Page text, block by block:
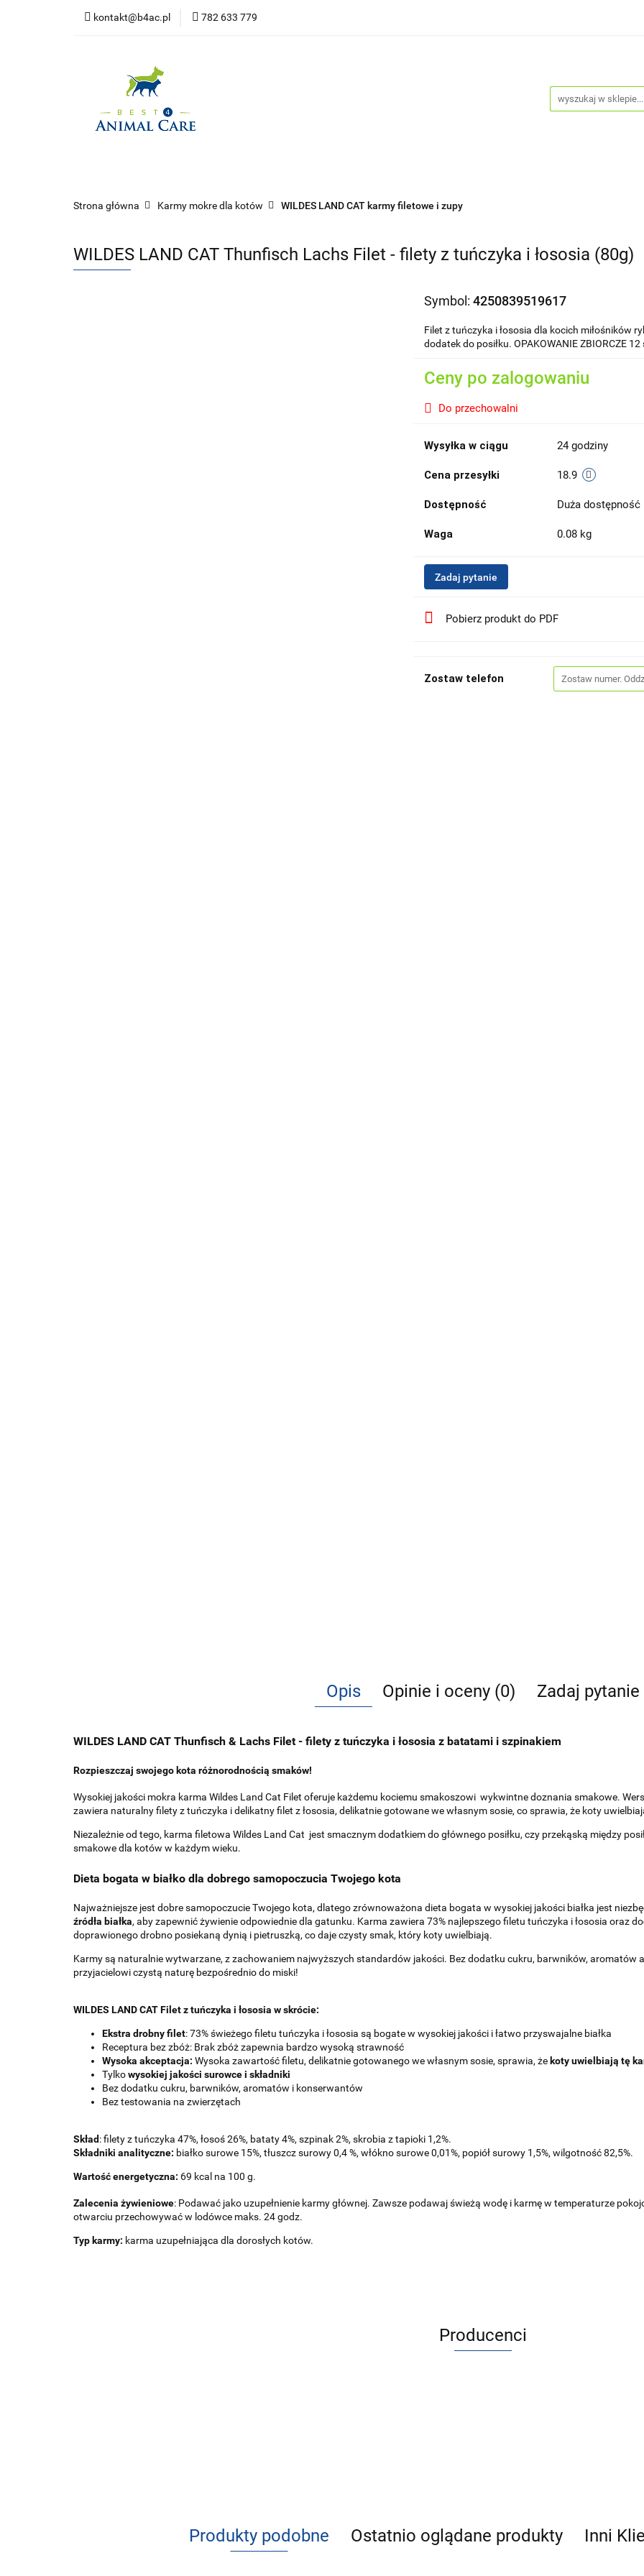
kontakt@b4ac.pl 782 633 779
Strona główna
Strona główna Karmy mokre dla kotów WILDES LAND CAT karmy filetowe i zupy
WILDES LAND CAT Thunfisch Lachs Filet - filety z tuńczyka i łososia (80g)
Symbol: 4250839519617
Filet z tuńczyka i łososia dla kocich miłośników
dodatek do posiłku. OPAKOWANIE ZBIORCZE 12
Ceny po zalogowaniu
Do przechowalni
Wysyłka w ciągu 24 godziny
Cena przesyłki 18.9
Dostępność Duża dostępność
Waga 0.08 kg
Zadaj pytanie
Pobierz produkt do PDF
Zostaw telefon
Opis Opinie i oceny (0) Zadaj pytanie
WILDES LAND CAT Thunfisch & Lachs Filet - filety z tuńczyka i łososia z batatami i szpinakiem
Rozpieszczaj swojego kota różnorodnością smaków!
Wysokiej jakości mokra karma Wildes Land Cat Filet oferuje każdemu kociemu smakoszowi wykwintne doznania smakowe.
zawiera naturalny filety z tuńczyka i delikatny filet z łososia, delikatnie gotowane we własnym sosie, co sprawia, że koty
Niezależnie od tego, karma filetowa Wildes Land Cat jest smacznym dodatkiem do głównego posiłku, czy przekąską między
smakowe dla kotów w każdym wieku.
Dieta bogata w białko dla dobrego samopoczucia Twojego kota
Najważniejsze jest dobre samopoczucie Twojego kota, dlatego zrównoważona dieta bogata w wysokiej jakości białka jest
źródła białka, aby zapewnić żywienie odpowiednie dla gatunku. Karma zawiera 73% najlepszego filetu tuńczyka i łososia oraz
doprawionego drobno posiekaną dynią i pietruszką, co daje czysty smak, który koty uwielbiają.
Karmy są naturalnie wytwarzane, z zachowaniem najwyższych standardów jakości. Bez dodatku cukru, barwników, aromatów
przyjacielowi czystą naturę bezpośrednio do miski!
WILDES LAND CAT Filet z tuńczyka i łososia w skrócie:
Ekstra drobny filet: 73% świeżego filetu tuńczyka i łososia są bogate w wysokiej jakości i łatwo przyswajalne białka
Receptura bez zbóż: Brak zbóż zapewnia bardzo wysoką strawność
Wysoka akceptacja: Wysoka zawartość filetu, delikatnie gotowanego we własnym sosie, sprawia, że koty uwielbiają tę
Tylkowysokiej jakości surowce i składniki
Bez dodatku cukru, barwników, aromatów i konserwantów
Bez testowania na zwierzętach
Skład: filety z tuńczyka 47%, łosoś 26%, bataty 4%, szpinak 2%, skrobia z tapioki 1,2%.
Składniki analityczne: białko surowe 15%, tłuszcz surowy 0,4 %, włókno surowe 0,01%, popiół surowy 1,5%, wilgotność 82,5%.
Wartość energetyczna: 69 kcal na 100 g.
Zalecenia żywieniowe: Podawać jako uzupełnienie karmy głównej. Zawsze podawaj świeżą wodę i karmę w temperaturze
otwarciu przechowywać w lodówce maks. 24 godz.
Typ karmy: karma uzupełniająca dla dorosłych kotów.
Producenci
Produkty podobne Ostatnio oglądane produkty Inni